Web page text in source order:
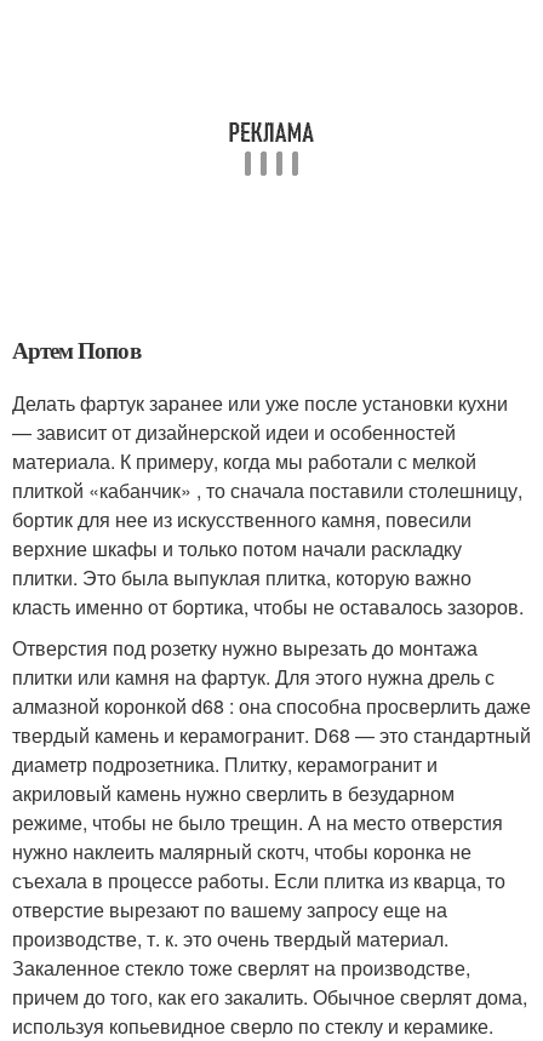
Артем Попов
Делать фартук заранее или уже после установки кухни
— зависит от дизайнерской идеи и особенностей
материала. К примеру, когда мы работали с мелкой
плиткой «кабанчик» , то сначала поставили столешницу,
бортик для нее из искусственного камня, повесили
верхние шкафы и только потом начали раскладку
плитки. Это была выпуклая плитка, которую важно
класть именно от бортика, чтобы не оставалось зазоров.
Отверстия под розетку нужно вырезать до монтажа
плитки или камня на фартук. Для этого нужна дрель с
алмазной коронкой d68 : она способна просверлить даже
твердый камень и керамогранит. D68 — это стандартный
диаметр подрозетника. Плитку, керамогранит и
акриловый камень нужно сверлить в безударном
режиме, чтобы не было трещин. А на место отверстия
нужно наклеить малярный скотч, чтобы коронка не
съехала в процессе работы. Если плитка из кварца, то
отверстие вырезают по вашему запросу еще на
производстве, т. к. это очень твердый материал.
Закаленное стекло тоже сверлят на производстве,
причем до того, как его закалить. Обычное сверлят дома,
используя копьевидное сверло по стеклу и керамике.